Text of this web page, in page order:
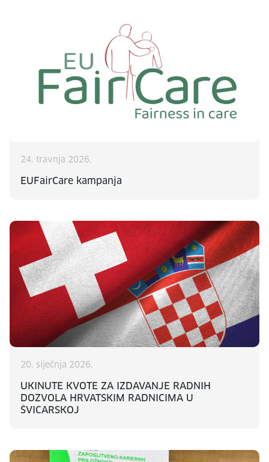
24. travnja 2026.
EUFairCare kampanja
20. siječnja 2026.
UKINUTE KVOTE ZA IZDAVANJE RADNIH
DOZVOLA HRVATSKIM RADNICIMA U
ŠVICARSKOJ